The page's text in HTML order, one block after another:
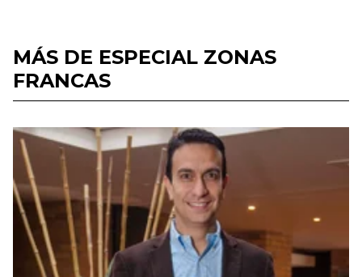
MÁS DE ESPECIAL ZONAS
FRANCAS